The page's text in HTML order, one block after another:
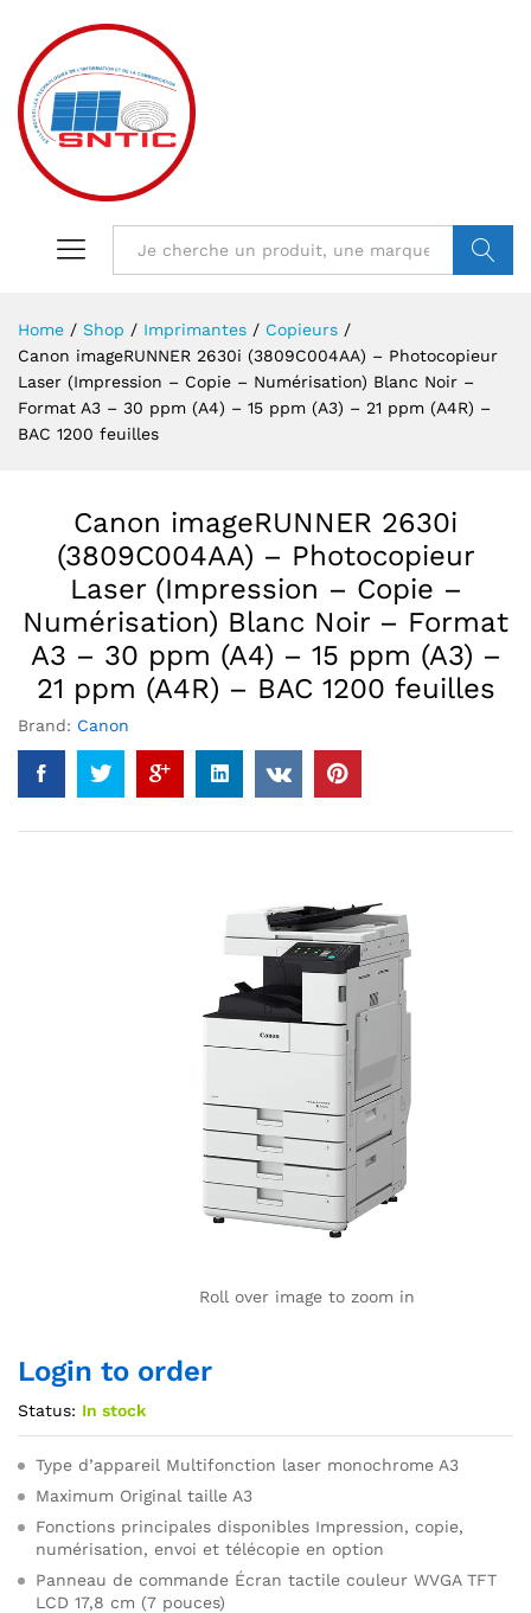
Home / Shop / Imprimantes / Copieurs /
Canon imageRUNNER 2630i (3809C004AA) – Photocopieur
Laser (Impression – Copie – Numérisation) Blanc Noir –
Format A3 – 30 ppm (A4) – 15 ppm (A3) – 21 ppm (A4R) –
BAC 1200 feuilles
Canon imageRUNNER 2630i
(3809C004AA) – Photocopieur
Laser (Impression – Copie –
Numérisation) Blanc Noir – Format
A3 – 30 ppm (A4) – 15 ppm (A3) –
21 ppm (A4R) – BAC 1200 feuilles
Brand: Canon
Roll over image to zoom in
Login to order
Status: In stock
Type d’appareil Multifonction laser monochrome A3
Maximum Original taille A3
Fonctions principales disponibles Impression, copie,
numérisation, envoi et télécopie en option
Panneau de commande Écran tactile couleur WVGA TFT
LCD 17,8 cm (7 pouces)